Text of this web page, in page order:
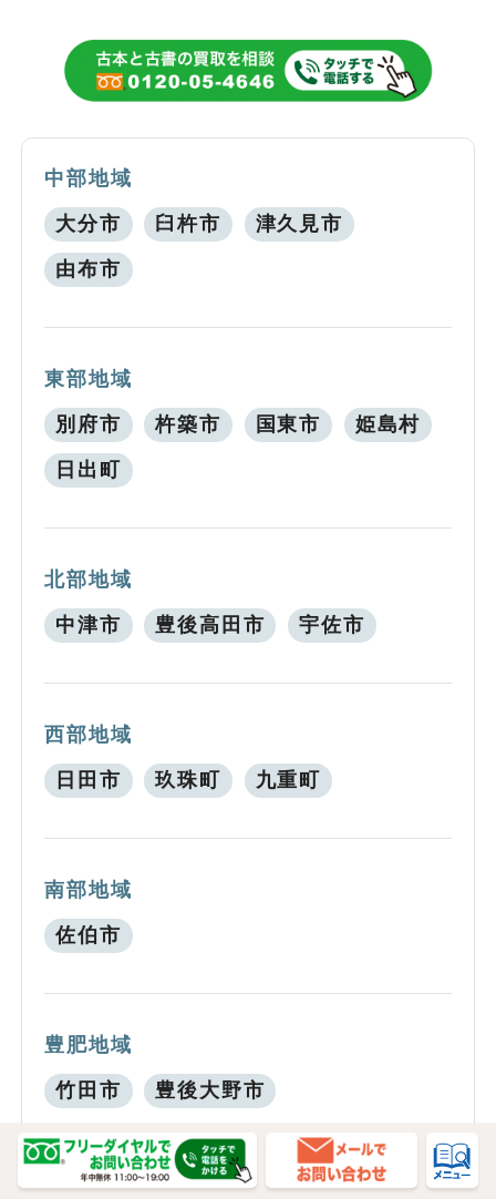
中部地域
大分市 臼杵市 津久見市
由布市
東部地域
別府市 杵築市 国東市 姫島村
日出町
北部地域
中津市 豊後高田市 宇佐市
西部地域
日田市 玖珠町 九重町
南部地域
佐伯市
豊肥地域
竹田市 豊後大野市